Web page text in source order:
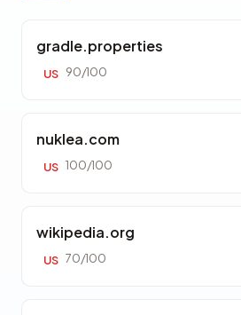
gradle.properties
US 90/100
nuklea.com
US 100/100
wikipedia.org
US 70/100